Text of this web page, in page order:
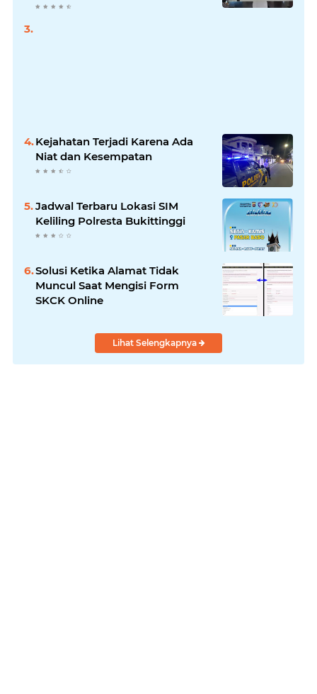
Kejahatan Terjadi Karena Ada
Niat dan Kesempatan
Jadwal Terbaru Lokasi SIM
Keliling Polresta Bukittinggi
Solusi Ketika Alamat Tidak
Muncul Saat Mengisi Form
SKCK Online
Lihat Selengkapnya